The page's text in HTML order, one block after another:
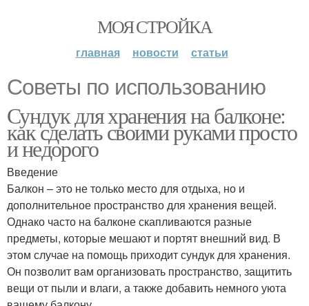
МОЯ СТРОЙКА
главная новости статьи
Советы по использованию
Сундук для хранения на балконе:
как сделать своими руками просто
и недорого
Введение
Балкон – это не только место для отдыха, но и
дополнительное пространство для хранения вещей.
Однако часто на балконе скапливаются разные
предметы, которые мешают и портят внешний вид. В
этом случае на помощь приходит сундук для хранения.
Он позволит вам организовать пространство, защитить
вещи от пыли и влаги, а также добавить немного уюта